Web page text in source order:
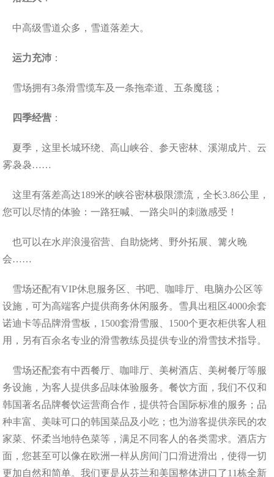
中高级雪道众多，雪道落差大。
运力充沛 ：
雪场拥有3条滑雪缆车及一条拖牵道、五条魔毯；
四季经营 ：
夏季，这里长城环绕、高山峡谷、参天密林、溪湖成片、云
雾袅袅……
这里有落差高达189米的峡谷密林极限漂流，全长3.86公里，
您可以尽情的体验：一路狂喊、一路尖叫的刺激感受！
也可以在水岸浪漫宿营、自助烧烤、野外拓展、篝火晚
会……
雪场还配有VIP休息服务区、书吧、咖啡厅、电脑办公区等
设施，可为高端客户提供商务休闲服务。雪具出租区4000余套
诺迪卡等品牌滑雪板，1500套滑雪服、1500个更衣柜供客人租
用，另有百余名专业的滑雪教练员提供专业的滑雪技术指导。
雪场还配套有中西餐厅、咖啡厅、美树酒店、美树餐厅等服
务设施，为客人提供多品味体验服务。餐饮方面，我们不仅和
韩国著名品牌餐饮运营商合作，提供符合国际标准的服务；品
种丰富、美味可口的韩国菜品及小吃；也为游客提供亲民的农
家菜、怀柔当地特色菜等，满足不同客人的各类需求。酒店方
面，您甚至可以像在欧洲一样从房间门口滑进滑出，使得一切
更加自然和简单。我们更是从芬兰和美国整体进口了11栋全新